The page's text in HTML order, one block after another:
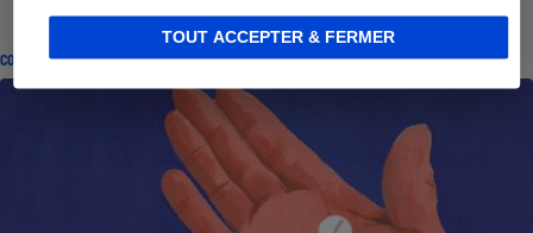
TOUT ACCEPTER & FERMER
CONSEILS